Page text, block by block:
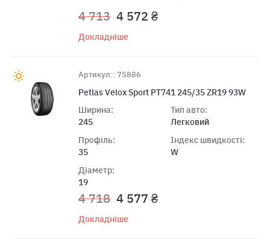
4 713 4 572 ₴
Докладніше
Артикул:: 75886
Petlas Velox Sport PT741 245/35 ZR19 93W
Ширина:
245
Профіль:
35
Діаметр:
19
Тип авто:
Легковий
Індекс швидкості:
W
4 718 4 577 ₴
Докладніше